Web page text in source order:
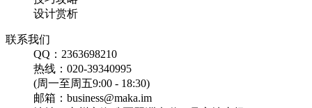
设计赏析
联系我们
QQ：2363698210
热线：020-39340995
(周一至周五9:00 - 18:30)
邮箱：business@maka.im